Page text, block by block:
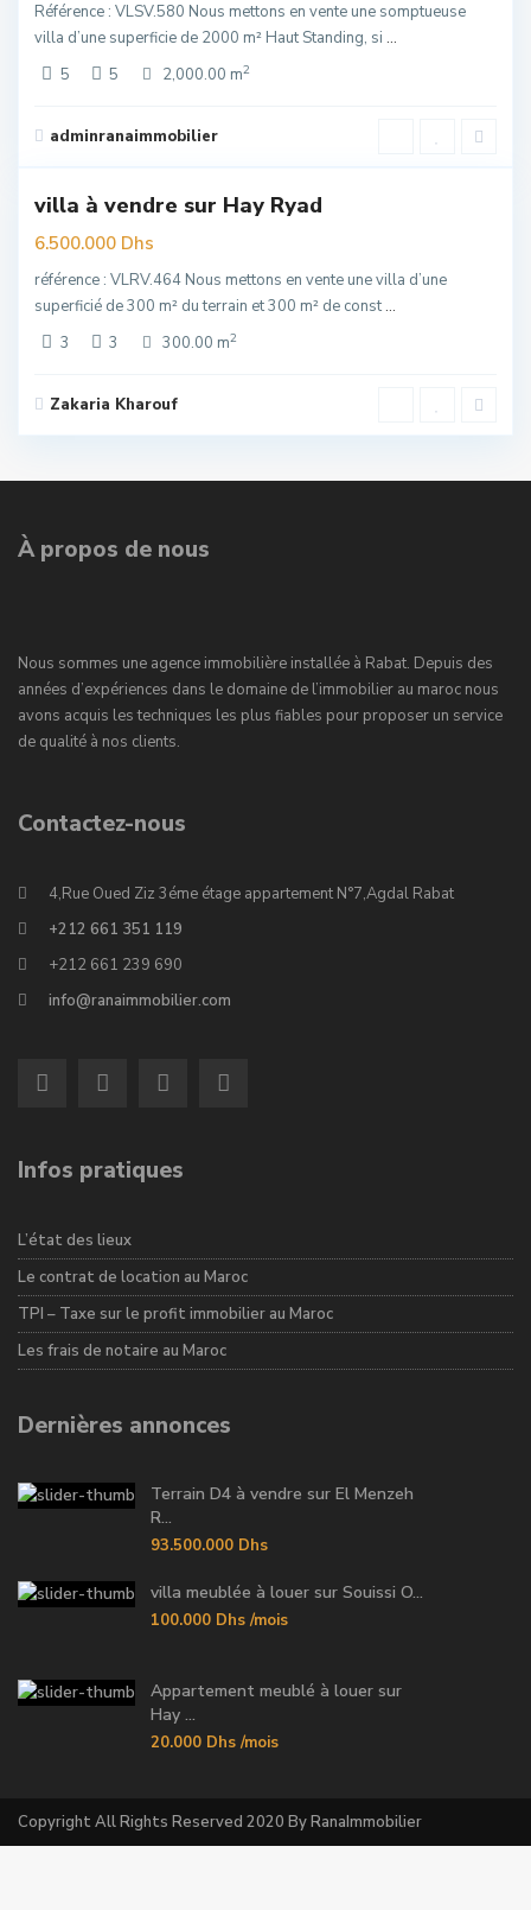
Référence : VLSV.580 Nous mettons en vente une somptueuse
villa d’une superficie de 2000 m² Haut Standing, si ...
5
5 2,000.00 m2
adminranaimmobilier
Rabat
villa à vendre sur Hay Ryad
6.500.000 Dhs
référence : VLRV.464 Nous mettons en vente une villa d’une
superficié de 300 m² du terrain et 300 m² de const...
3
3 300.00 m2
Zakaria Kharouf
À propos de nous
Nous sommes une agence immobilière installée à Rabat. Depuis des
années d’expériences dans le domaine de l’immobilier au maroc nous
avons acquis les techniques les plus fiables pour proposer un service
de qualité à nos clients.
Contactez-nous
4,Rue Oued Ziz 3éme étage appartement N°7,Agdal Rabat
+212 661 351 119
+212 661 239 690
info@ranaimmobilier.com
Infos pratiques
L’état des lieux
Le contrat de location au Maroc
TPI – Taxe sur le profit immobilier au Maroc
Les frais de notaire au Maroc
Dernières annonces
Terrain D4 à vendre sur El Menzeh
R...
93.500.000 Dhs
villa meublée à louer sur Souissi O...
100.000 Dhs /mois
Appartement meublé à louer sur
Hay ...
20.000 Dhs /mois
Copyright All Rights Reserved 2020 By RanaImmobilier